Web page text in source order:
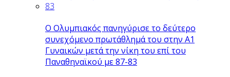
Ο Ολυμπιακός πανηγύρισε το δεύτερο
συνεχόμενο πρωτάθλημά του στην Α1
Γυναικών μετά την νίκη του επί του
Παναθηναϊκού με 87-83